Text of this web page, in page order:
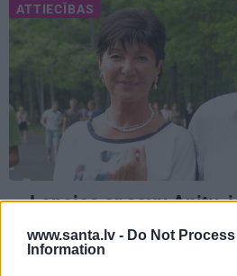
www.santa.lv - Do Not
Information
ATTIECĪBAS
«Lepojos ar savu Anitu,
vecumā!» Leiškalns
pārsteidzošo